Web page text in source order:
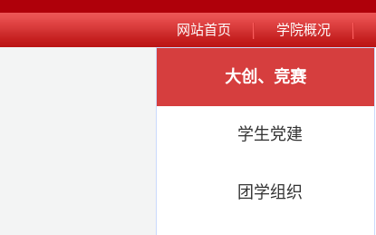
网站首页 学院概况
大创、竞赛
学生党建
团学组织